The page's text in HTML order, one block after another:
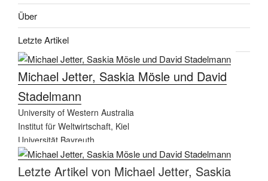
Über
Letzte Artikel
Michael Jetter, Saskia Mösle und David
Stadelmann
University of Western Australia
Institut für Weltwirtschaft, Kiel
Universität Bayreuth.
Letzte Artikel von Michael Jetter, Saskia